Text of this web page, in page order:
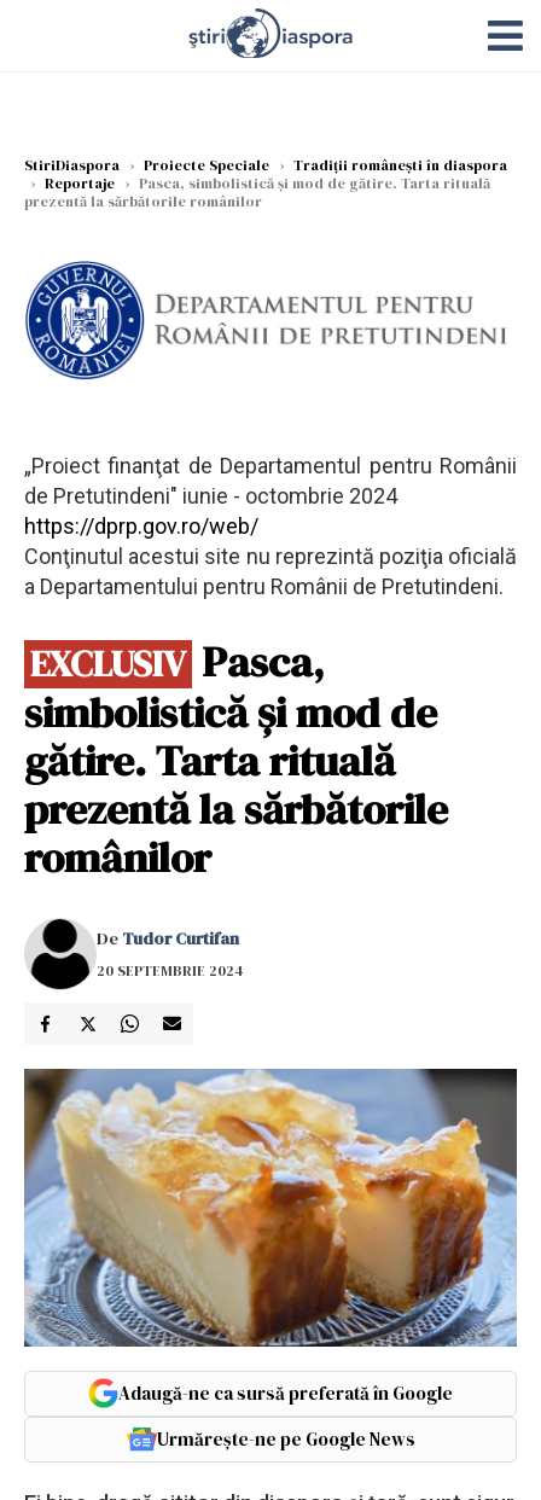
StiriDiaspora › Proiecte Speciale › Tradiții românești în diaspora
› Reportaje › Pasca, simbolistică și mod de gătire. Tarta rituală
prezentă la sărbătorile românilor
„Proiect finanţat de Departamentul pentru Românii
de Pretutindeni" iunie - octombrie 2024
https://dprp.gov.ro/web/
Conţinutul acestui site nu reprezintă poziţia oficială
a Departamentului pentru Românii de Pretutindeni.
EXCLUSIV Pasca,
simbolistică și mod de
gătire. Tarta rituală
prezentă la sărbătorile
românilor
De Tudor Curtifan
20 SEPTEMBRIE 2024
Adaugă-ne ca sursă preferată în Google
Urmărește-ne pe Google News